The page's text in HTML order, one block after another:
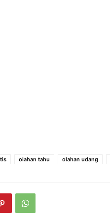
olahan tahu olahan udang